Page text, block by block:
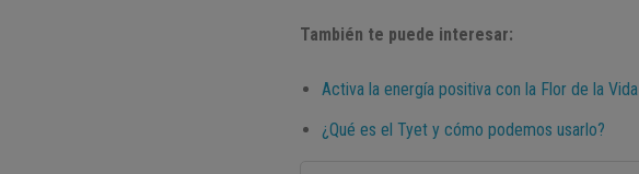
También te puede interesar:
Activa la energía positiva con la Flor de la Vida
¿Qué es el Tyet y cómo podemos usarlo?